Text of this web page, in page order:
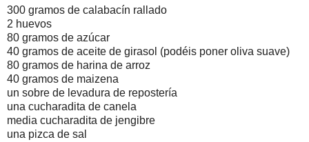
300 gramos de calabacín rallado
2 huevos
80 gramos de azúcar
40 gramos de aceite de girasol (podéis poner oliva suave)
80 gramos de harina de arroz
40 gramos de maizena
un sobre de levadura de repostería
una cucharadita de canela
media cucharadita de jengibre
una pizca de sal